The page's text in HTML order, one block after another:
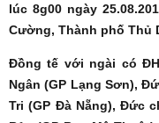
lúc 8g00 ngày
Cường, Thành phố Thủ
Đồng tế với ngài có
Ngân (GP Lạng Sơn),
Tri (GP Đà Nẵng), Đức